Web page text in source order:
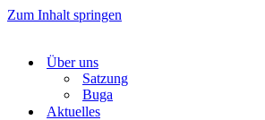
Zum Inhalt springen
Über uns
Satzung
Buga
Aktuelles